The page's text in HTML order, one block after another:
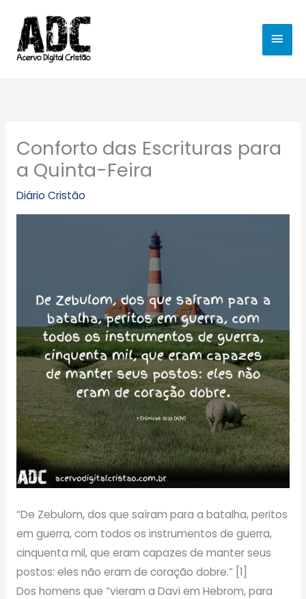
para
conteúdo
Conforto das Escrituras para
a Quinta-Feira
Diário Cristão
“De Zebulom, dos que saíram para a batalha, peritos
em guerra, com todos os instrumentos de guerra,
cinquenta mil, que eram capazes de manter seus
postos: eles não eram de coração dobre.” [1]
Dos homens que “vieram a Davi em Hebrom, para